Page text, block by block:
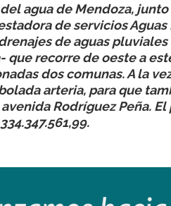
agua de Mendoza,
de servicios
de aguas
que recorre de oeste a
dos comunas. A la
arteria, para que
Rodríguez Peña.